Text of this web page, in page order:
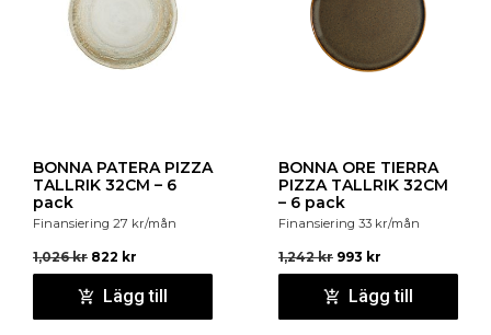
BONNA PATERA PIZZA
TALLRIK 32CM – 6
pack
Finansiering 27 kr/mån
1,026kr 822 kr
Lägg till
BONNA ORE TIERRA
PIZZA TALLRIK 32CM
– 6 pack
Finansiering 33 kr/mån
1,242kr 993 kr
Lägg till